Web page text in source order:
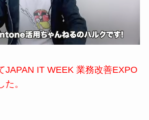
JAPAN IT WEEK 業務改善EXPO
。